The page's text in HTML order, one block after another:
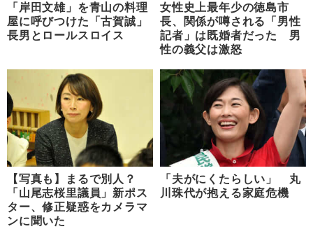
「岸田文雄」を青山の料理
屋に呼びつけた「古賀誠」
長男とロールスロイス
女性史上最年少の徳島市
長、関係が噂される「男性
記者」は既婚者だった 男
性の義父は激怒
【写真も】まるで別人？
「山尾志桜里議員」新ポス
ター、修正疑惑をカメラマ
ンに聞いた
「夫がにくたらしい」 丸
川珠代が抱える家庭危機